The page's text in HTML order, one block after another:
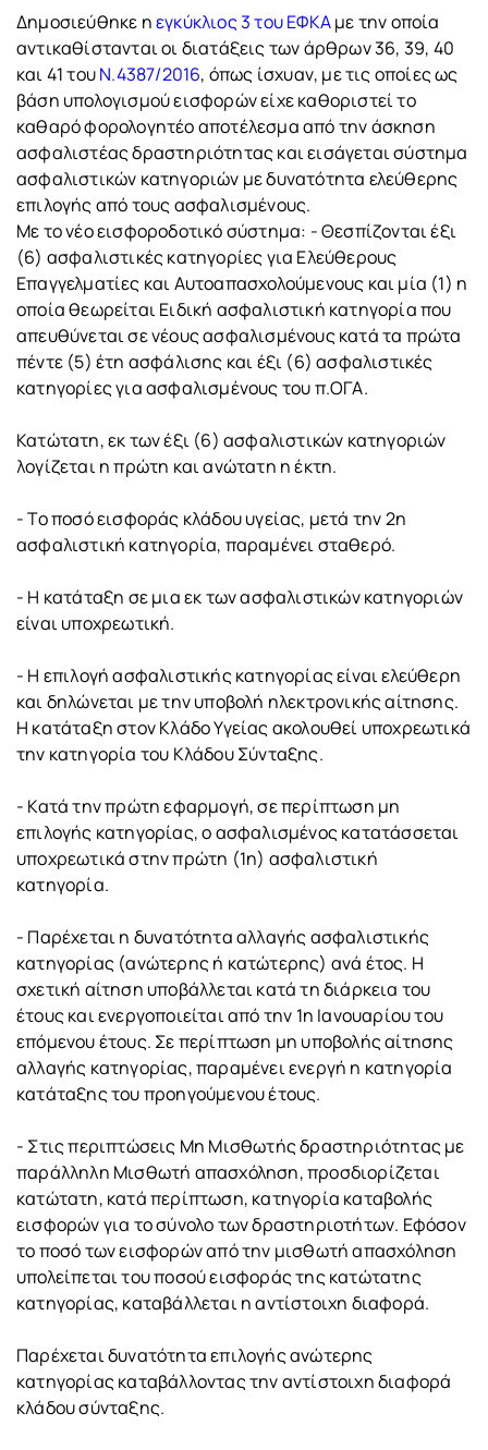
Δημοσιεύθηκε ηεγκύκλιος 3 του ΕΦΚΑμε την οποία
αντικαθίστανται οι διατάξεις των άρθρων 36, 39, 40
και 41 τουΝ.4387/2016, όπως ίσχυαν, με τις οποίες ως
βάση υπολογισμού εισφορών είχε καθοριστεί το
καθαρό φορολογητέο αποτέλεσμα από την άσκηση
ασφαλιστέας δραστηριότητας και εισάγεται σύστημα
ασφαλιστικών κατηγοριών με δυνατότητα ελεύθερης
επιλογής από τους ασφαλισμένους.
Με το νέο εισφοροδοτικό σύστημα: - Θεσπίζονται έξι
(6) ασφαλιστικές κατηγορίες για Ελεύθερους
Επαγγελματίες και Αυτοαπασχολούμενους και μία (1) η
οποία θεωρείται Ειδική ασφαλιστική κατηγορία που
απευθύνεται σε νέους ασφαλισμένους κατά τα πρώτα
πέντε (5) έτη ασφάλισης και έξι (6) ασφαλιστικές
κατηγορίες για ασφαλισμένους του π.ΟΓΑ.
Κατώτατη, εκ των έξι (6) ασφαλιστικών κατηγοριών
λογίζεται η πρώτη και ανώτατη η έκτη.
- Το ποσό εισφοράς κλάδου υγείας, μετά την 2η
ασφαλιστική κατηγορία, παραμένει σταθερό.
- Η κατάταξη σε μια εκ των ασφαλιστικών κατηγοριών
είναι υποχρεωτική.
- Η επιλογή ασφαλιστικής κατηγορίας είναι ελεύθερη
και δηλώνεται με την υποβολή ηλεκτρονικής αίτησης.
Η κατάταξη στον Κλάδο Υγείας ακολουθεί υποχρεωτικά
την κατηγορία του Κλάδου Σύνταξης.
- Κατά την πρώτη εφαρμογή, σε περίπτωση μη
επιλογής κατηγορίας, ο ασφαλισμένος κατατάσσεται
υποχρεωτικά στην πρώτη (1η) ασφαλιστική
κατηγορία.
- Παρέχεται η δυνατότητα αλλαγής ασφαλιστικής
κατηγορίας (ανώτερης ή κατώτερης) ανά έτος. Η
σχετική αίτηση υποβάλλεται κατά τη διάρκεια του
έτους και ενεργοποιείται από την 1η Ιανουαρίου του
επόμενου έτους. Σε περίπτωση μη υποβολής αίτησης
αλλαγής κατηγορίας, παραμένει ενεργή η κατηγορία
κατάταξης του προηγούμενου έτους.
- Στις περιπτώσεις Μη Μισθωτής δραστηριότητας με
παράλληλη Μισθωτή απασχόληση, προσδιορίζεται
κατώτατη, κατά περίπτωση, κατηγορία καταβολής
εισφορών για το σύνολο των δραστηριοτήτων. Εφόσον
το ποσό των εισφορών από την μισθωτή απασχόληση
υπολείπεται του ποσού εισφοράς της κατώτατης
κατηγορίας, καταβάλλεται η αντίστοιχη διαφορά.
Παρέχεται δυνατότητα επιλογής ανώτερης
κατηγορίας καταβάλλοντας την αντίστοιχη διαφορά
κλάδου σύνταξης.